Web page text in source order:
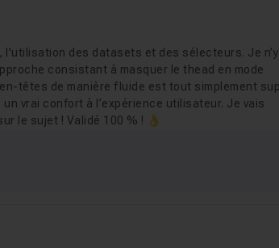
des datasets et des sélecteurs. Je n’y
consistant à masquer le thead en mode
têtes de manière fluide est tout simplement
vrai confort à l’expérience utilisateur. Je vais
le sujet ! Validé 100 % ! 👌